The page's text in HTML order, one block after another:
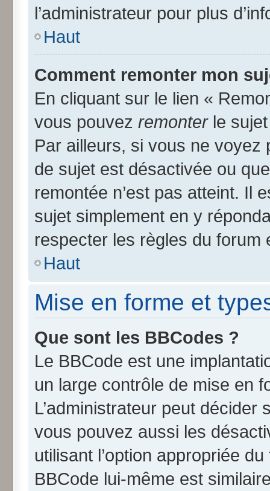
l’administrateur pour plus
Haut
Comment remonter mon
En cliquant sur le lien «
vous pouvez remonterle sujet
Par ailleurs, si vous ne voyez
de sujet est désactivée ou
remontée n’est pas atteint. Il
sujet simplement en y
respecter les règles du forum
Haut
Mise en forme et
Que sont les BBCodes ?
Le BBCode est une
un large contrôle de mise en
L’administrateur peut
vous pouvez aussi les
utilisant l’option appropriée
BBCode lui-même est